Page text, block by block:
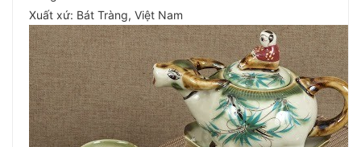
Xuất xứ: Bát Tràng, Việt Nam